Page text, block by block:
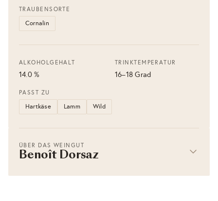
TRAUBENSORTE
Cornalin
ALKOHOLGEHALT
14.0 %
TRINKTEMPERATUR
16–18 Grad
PASST ZU
Hartkäse Lamm Wild
ÜBER DAS WEINGUT
Benoît Dorsaz